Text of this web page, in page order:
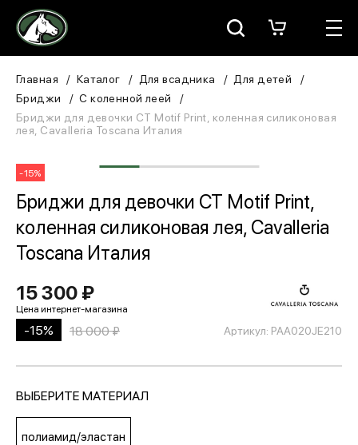
Москва
Для всадника
ЗООТОВАРЫ
Для собаки
Сувениры/Подарки
МЕДИА
Главная Каталог Для всадника
Для детей
Бриджи
С коленной леей
Бриджи для девочки CT Motif Print, коленная силиконовая
лея, Cavalleria Toscana Италия
-15%
Бриджи для девочки CT Motif Print,
коленная силиконовая лея, Cavalleria
Toscana Италия
Артикул: PAA020JE210
15 300 ₽
-15% 18 000 ₽
ВЫБЕРИТЕ МАТЕРИАЛ
полиамид/эластан